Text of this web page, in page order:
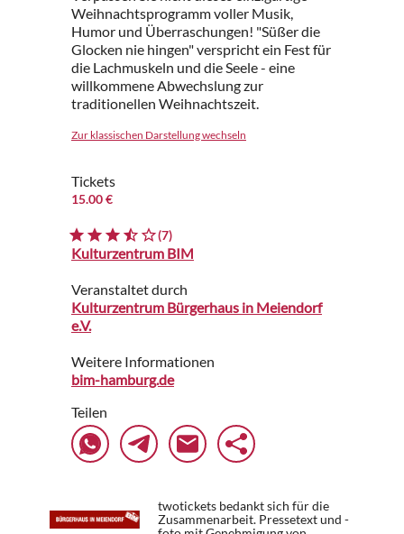
Weihnachtsprogramm voller Musik,
Humor und Überraschungen! "Süßer die
Glocken nie hingen" verspricht ein Fest für
die Lachmuskeln und die Seele - eine
willkommene Abwechslung zur
traditionellen Weihnachtszeit.
Zur klassischen Darstellung wechseln
Tickets
15.00 €
(7)
Kulturzentrum BIM
Veranstaltet durch
Kulturzentrum Bürgerhaus in Meiendorf
e.V.
Weitere Informationen
bim-hamburg.de
Teilen
twotickets bedankt sich für die
Zusammenarbeit. Pressetext und -